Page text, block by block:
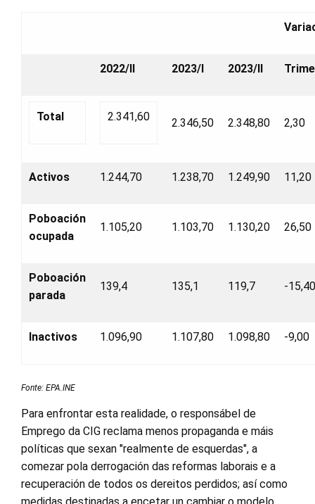
2022/II 2023/I 2023/II
Total 2.341,60 2.346,50 2.348,80 2,30
Activos 1.244,70 1.238,70 1.249,90 11,20
Poboación
ocupada
1.105,20 1.103,70 1.130,20 26,50
Poboación
parada
139,4 135,1 119,7 -15,40
Inactivos 1.096,90 1.107,80 1.098,80 -9,00
Fonte: EPA.INE
Para enfrontar esta realidade, o responsábel de
Emprego da CIG reclama menos propaganda e máis
políticas que sexan "realmente de esquerdas", a
comezar pola derrogación das reformas laborais e a
recuperación de todos os dereitos perdidos; así como